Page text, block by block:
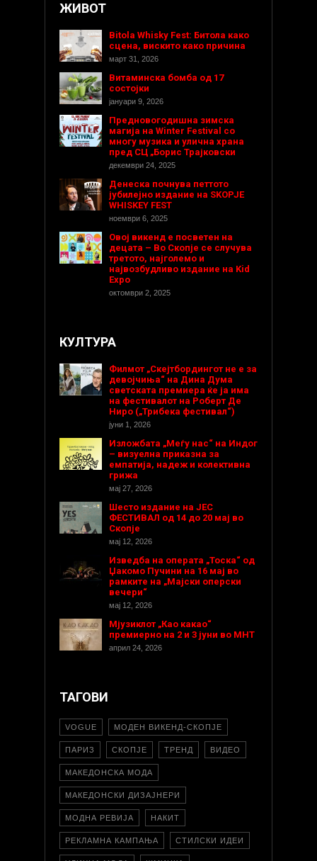
ЖИВОТ
Bitola Whisky Fest: Битола како
сцена, вискито како причина
март 31, 2026
Витаминска бомба од 17
состојки
јануари 9, 2026
Предновогодишнa зимска
магија на Winter Festival со
многу музика и улична храна
пред СЦ „Борис Трајковски
декември 24, 2025
Денеска почнува петтото
јубилејно издание на SKOPJE
WHISKEY FEST
ноември 6, 2025
Овој викенд е посветен на
децата – Во Скопје се случува
третото, најголемо и
највозбудливо издание на Kid
Expo
октомври 2, 2025
КУЛТУРА
Филмот „Скејтбордингот не е за
девојчиња“ на Дина Дума
светската премиера ќе ја има
на фестивалот на Роберт Де
Ниро („Трибека фестивал“)
јуни 1, 2026
Изложбата „Меѓу нас“ на Индог
– визуелна приказна за
емпатија, надеж и колективна
грижа
мај 27, 2026
Шесто издание на ЈЕС
ФЕСТИВАЛ од 14 до 20 мај во
Скопје
мај 12, 2026
Изведба на операта „Тоска“ од
Џакомо Пучини на 16 мај во
рамките на „Мајски оперски
вечери“
мај 12, 2026
Мјузиклот „Као какао“
премиерно на 2 и 3 јуни во МНТ
април 24, 2026
ТАГОВИ
VOGUE МОДЕН ВИКЕНД-СКОПЈЕ
ПАРИЗ СКОПЈЕ ТРЕНД ВИДЕО
МАКЕДОНСКА МОДА
МАКЕДОНСКИ ДИЗАЈНЕРИ
МОДНА РЕВИЈА НАКИТ
РЕКЛАМНА КАМПАЊА СТИЛСКИ ИДЕИ